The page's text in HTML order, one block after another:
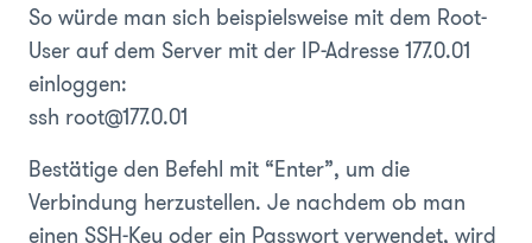
So würde man sich beispielsweise mit dem Root-
User auf dem Server mit der IP-Adresse 177.0.01
einloggen:
ssh root@177.0.01
Bestätige den Befehl mit “Enter”, um die
Verbindung herzustellen. Je nachdem ob man
einen SSH-Key oder ein Passwort verwendet, wird